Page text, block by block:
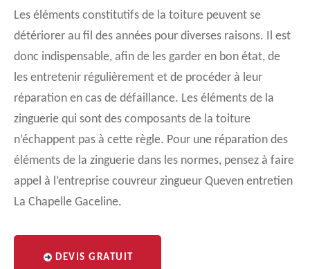
Les éléments constitutifs de la toiture peuvent se
détériorer au fil des années pour diverses raisons. Il est
donc indispensable, afin de les garder en bon état, de
les entretenir régulièrement et de procéder à leur
réparation en cas de défaillance. Les éléments de la
zinguerie qui sont des composants de la toiture
n’échappent pas à cette règle. Pour une réparation des
éléments de la zinguerie dans les normes, pensez à faire
appel à l’entreprise couvreur zingueur Queven entretien
La Chapelle Gaceline.
DEVIS GRATUIT